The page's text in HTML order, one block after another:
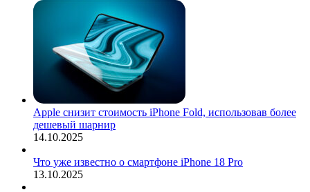
Apple снизит стоимость iPhone Fold, использовав более
дешевый шарнир
14.10.2025
Что уже известно о смартфоне iPhone 18 Pro
13.10.2025